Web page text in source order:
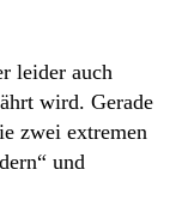
leider auch
wird. Gerade
zwei extremen
und